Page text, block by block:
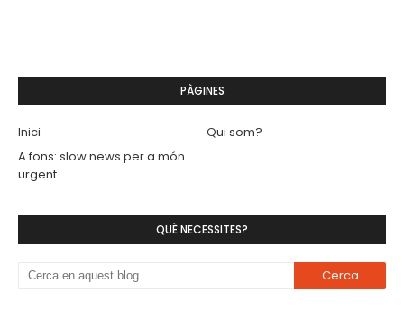
PÀGINES
Inici
Qui som?
A fons: slow news per a món
urgent
QUÈ NECESSITES?